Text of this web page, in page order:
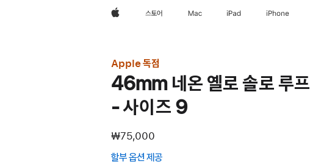
Apple스토어 Mac iPad iPhone
Apple 독점
46mm 네온 옐로 솔로 루프
- 사이즈 9
₩75,000
할부 옵션 제공